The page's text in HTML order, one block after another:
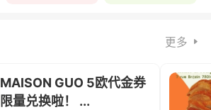
更多
MAISON GUO 5欧代金券
限量兑换啦！ ...